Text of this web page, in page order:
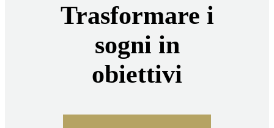
Trasformare i
sogni in
obiettivi